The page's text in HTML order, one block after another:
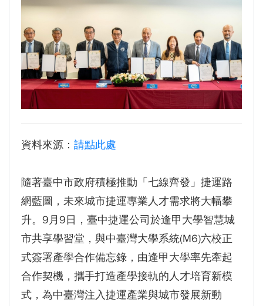
龍谷大學師生來訪逢甲 共同探討永續林業與CLT建築發展
傳承逢甲精神！泰國校友會45週年慶 新任會長上任、青年世代接棒注入新動能
逢甲航太系勇奪國防競賽優勝 智慧無人機突破GPS限制
GI Day 2025｜空間資訊技術交流日-跨域感知・智慧行動
2025.08.31 逢甲大學泰國校友會第13&14屆會長交接典禮 泰國三日之旅
逢甲大學加東校友會 2025 Aug 31 聚會
逢甲大學泰國校友會45周年慶 暨第13、14屆會長交接圓滿成功！
114學年度系所主管會議擘畫未來教育 以「學
生為中心」推動AI融入教學，跨域研究育才
體育教學中心主任王亭文勇奪「2025 CAPA台
灣公開賽」公開女雙冠軍
逢甲大學EMBA舉辦新生共善營 以「大好・共
善・同樂」開啟學習新旅程
【轉載】麗明營造第24屆公益捐血9月10日登
逢甲大學高承恕董事長演講【世界經濟新版圖?
龍谷大學師生來訪逢甲 共同探討永續林業與CLT
建築發展
傳承逢甲精神！泰國校友會45週年慶 新任會長
上任、青年世代接棒注入新動能
逢甲航太系勇奪國防競賽優勝 智慧無人機突破
GPS限制
GI Day 2025｜空間資訊技術交流日-跨域感
資料來源： 請點此處
隨著臺中市政府積極推動「七線齊發」捷運路
網藍圖，未來城市捷運專業人才需求將大幅攀
升。9月9日，臺中捷運公司於逢甲大學智慧城
市共享學習堂，與中臺灣大學系統(M6)六校正
式簽署產學合作備忘錄，由逢甲大學率先牽起
合作契機，攜手打造產學接軌的人才培育新模
式，為中臺灣注入捷運產業與城市發展新動